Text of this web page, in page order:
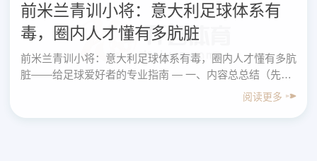
前米兰青训小将：意大利足球体系有
毒，圈内人才懂有多肮脏
前米兰青训小将：意大利足球体系有毒，圈内人才懂有多肮
脏——给足球爱好者的专业指南 — 一、内容总总结（先给
结论） 围绕“前米兰青训小将：意大利足球体系有毒，
阅读更多